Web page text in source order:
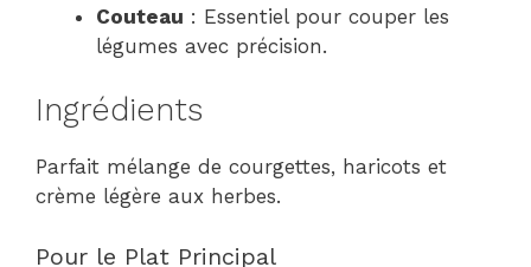
Couteau : Essentiel pour couper les
légumes avec précision.
Ingrédients
Parfait mélange de courgettes, haricots et
crème légère aux herbes.
Pour le Plat Principal